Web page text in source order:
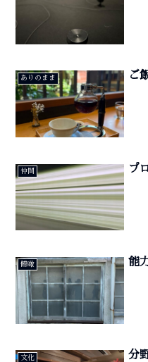
ありのまま ご
仲間 プ
俯瞰 能
文化 分